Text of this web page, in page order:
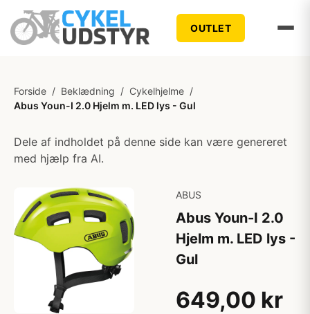
OUTLET
Forside / Beklædning / Cykelhjelme /
Abus Youn-I 2.0 Hjelm m. LED lys - Gul
Dele af indholdet på denne side kan være genereret
med hjælp fra AI.
ABUS
Abus Youn-I 2.0
Hjelm m. LED lys -
Gul
649,00 kr